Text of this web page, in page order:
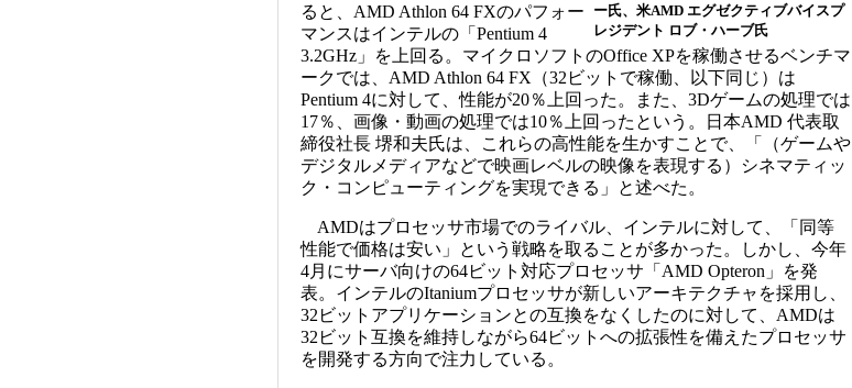
ー氏、米AMD エグゼクティブバイスプ
レジデント ロブ・ハーブ氏
ると、AMD Athlon 64 FXのパフォー
マンスはインテルの「Pentium 4
3.2GHz」を上回る。マイクロソフトのOffice XPを稼働させるベンチマ
ークでは、AMD Athlon 64 FX（32ビットで稼働、以下同じ）は
Pentium 4に対して、性能が20％上回った。また、3Dゲームの処理では
17％、画像・動画の処理では10％上回ったという。日本AMD 代表取
締役社長 堺和夫氏は、これらの高性能を生かすことで、「（ゲームや
デジタルメディアなどで映画レベルの映像を表現する）シネマティッ
ク・コンピューティングを実現できる」と述べた。
AMDはプロセッサ市場でのライバル、インテルに対して、「同等
性能で価格は安い」という戦略を取ることが多かった。しかし、今年
4月にサーバ向けの64ビット対応プロセッサ「AMD Opteron」を発
表。インテルのItaniumプロセッサが新しいアーキテクチャを採用し、
32ビットアプリケーションとの互換をなくしたのに対して、AMDは
32ビット互換を維持しながら64ビットへの拡張性を備えたプロセッサ
を開発する方向で注力している。